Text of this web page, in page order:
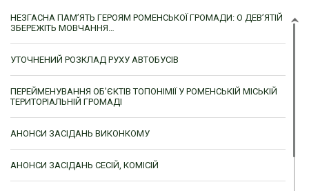
НЕЗГАСНА ПАМ’ЯТЬ ГЕРОЯМ РОМЕНСЬКОЇ ГРОМАДИ: О ДЕВ’ЯТІЙ
ЗБЕРЕЖІТЬ МОВЧАННЯ…
УТОЧНЕНИЙ РОЗКЛАД РУХУ АВТОБУСІВ
ПЕРЕЙМЕНУВАННЯ ОБ’ЄКТІВ ТОПОНІМІЇ У РОМЕНСЬКІЙ МІСЬКІЙ
ТЕРИТОРІАЛЬНІЙ ГРОМАДІ
АНОНСИ ЗАСІДАНЬ ВИКОНКОМУ
АНОНСИ ЗАСІДАНЬ СЕСІЙ, КОМІСІЙ